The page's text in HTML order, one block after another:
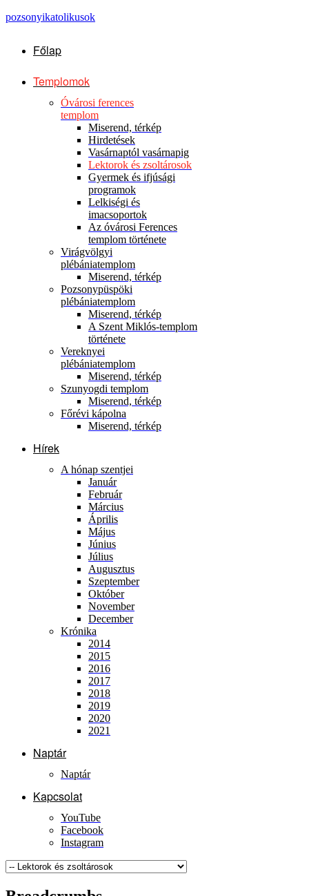
pozsonyikatolikusok
Főlap
Templomok
Óvárosi ferences
templom
Miserend, térkép
Hirdetések
Vasárnaptól vasárnapig
Lektorok és zsoltárosok
Gyermek és ifjúsági
programok
Lelkiségi és
imacsoportok
Az óvárosi Ferences
templom története
Virágvölgyi
plébániatemplom
Miserend, térkép
Pozsonypüspöki
plébániatemplom
Miserend, térkép
A Szent Miklós-templom
története
Vereknyei
plébániatemplom
Miserend, térkép
Szunyogdi templom
Miserend, térkép
Főrévi kápolna
Miserend, térkép
Hírek
A hónap szentjei
Január
Február
Március
Április
Május
Június
Július
Augusztus
Szeptember
Október
November
December
Krónika
2014
2015
2016
2017
2018
2019
2020
2021
Naptár
Naptár
Kapcsolat
YouTube
Facebook
Instagram